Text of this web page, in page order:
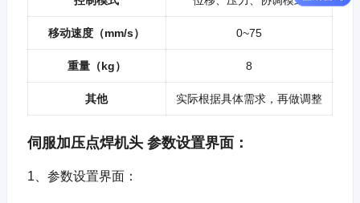
移动速度（mm/s） 0~75
重量（kg） 8
其他 实际根据具体需求，再做调整
伺服加压点焊机头 参数设置界面：
1、参数设置界面：